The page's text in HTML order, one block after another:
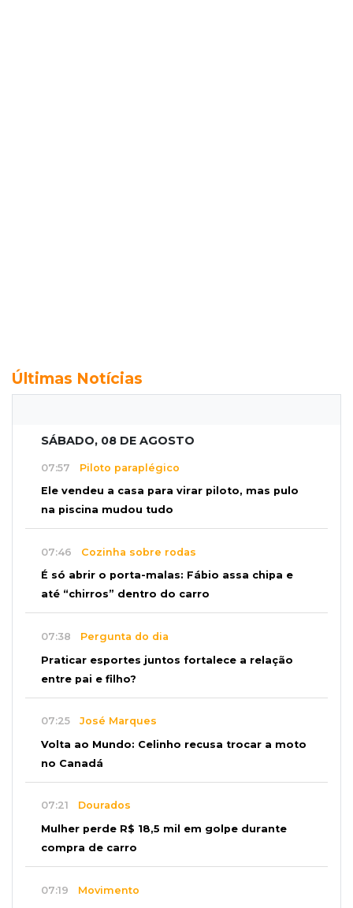
Últimas Notícias
SÁBADO, 08 DE AGOSTO
07:57 Piloto paraplégico
Ele vendeu a casa para virar piloto, mas pulo
na piscina mudou tudo
07:46 Cozinha sobre rodas
É só abrir o porta-malas: Fábio assa chipa e
até “chirros” dentro do carro
07:38 Pergunta do dia
Praticar esportes juntos fortalece a relação
entre pai e filho?
07:25 José Marques
Volta ao Mundo: Celinho recusa trocar a moto
no Canadá
07:21 Dourados
Mulher perde R$ 18,5 mil em golpe durante
compra de carro
07:19 Movimento